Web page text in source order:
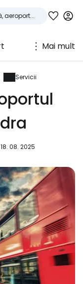
Mai mult
Servicii
08. 2025